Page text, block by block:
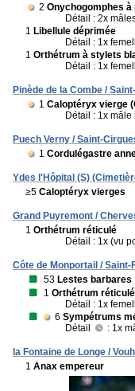
2 Onychogomphes à
Détail : 2x
1 Libellule déprimée
Détail : 1x
1 Orthétrum à stylets
Détail : 1x
Pinède de la Combe /
1 Caloptéryx vierge
Détail : 1x
Puech Verny / Saint-
1 Cordulégastre
Ydes l'Hôpital (S)
≥5 Caloptéryx vierges
Grand Puyremont /
1 Orthétrum réticulé
Détail : 1x (vu
Côte de Monportail / Saint-
53 Lestes barbares
1 Orthétrum réticulé
Détail : 1x
6 Sympétrums
Détail
: 1x
la Fontaine de Longe /
1 Anax empereur